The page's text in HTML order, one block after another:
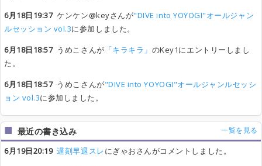
6月18日19:37ケンケン@keyさんが"DIVE into YOYOGI"オールジャン
ルセッション vol.3に参加しました。
6月18日18:57うめこさんが 「キラキラ」 のKey1にエントリーしまし
た。
6月18日18:57うめこさんが"DIVE into YOYOGI"オールジャンルセッシ
ョン vol.3に参加しました。
最近の書き込み 一覧を見る
6月19日20:19 遅刻早退スレにぎゃおさんがコメントしました。